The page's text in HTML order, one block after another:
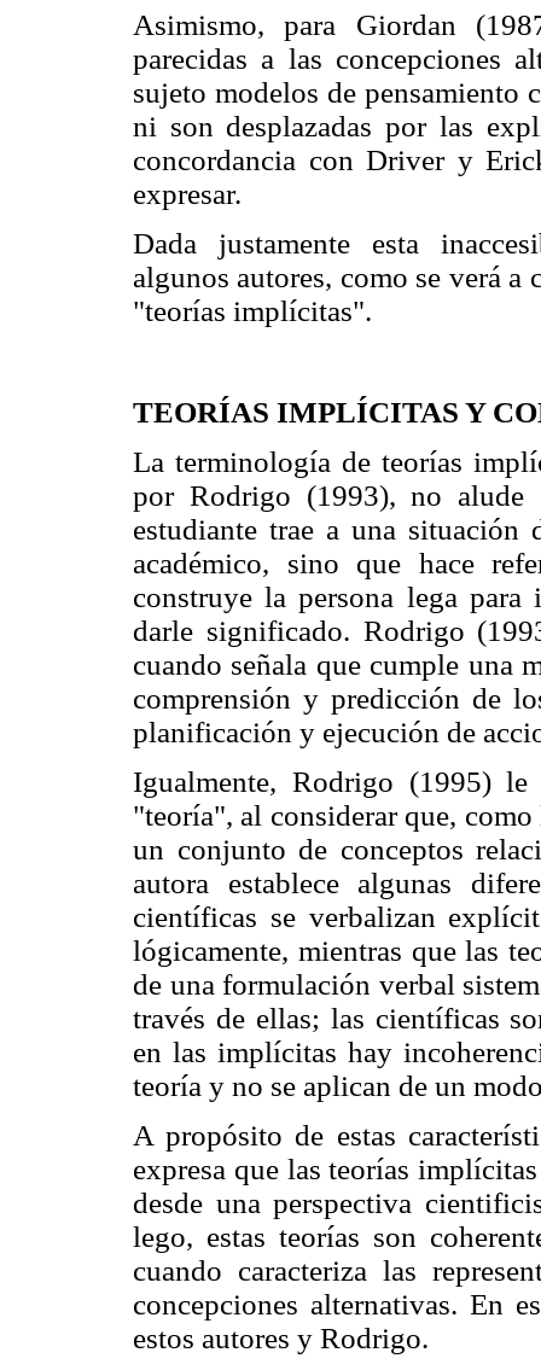
Asimismo, para Giordan
parecidas a las concepciones
sujeto modelos de pensamiento
ni son desplazadas por las
concordancia con Driver y
expresar.
Dada justamente esta
algunos autores, como se verá
"teorías implícitas".
TEORÍAS IMPLÍCITAS Y
La terminología de teorías
por Rodrigo (1993), no alude
estudiante trae a una situación
académico, sino que hace
construye la persona lega
darle significado. Rodrigo
cuando señala que cumple una
comprensión y predicción de
planificación y ejecución de
Igualmente, Rodrigo (1995)
"teoría", al considerar que,
un conjunto de conceptos
autora establece algunas
científicas se verbalizan
lógicamente, mientras que las
de una formulación verbal
través de ellas; las científicas
en las implícitas hay
teoría y no se aplican de un
A propósito de estas
expresa que las teorías
desde una perspectiva
lego, estas teorías son
cuando caracteriza las
concepciones alternativas. En
estos autores y Rodrigo.